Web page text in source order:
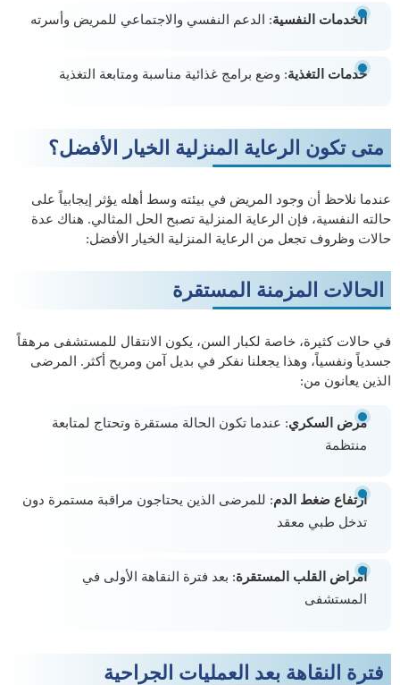
الخدمات النفسية: الدعم النفسي والاجتماعي للمريض وأسرته
خدمات التغذية: وضع برامج غذائية مناسبة ومتابعة التغذية
متى تكون الرعاية المنزلية الخيار الأفضل؟
عندما نلاحظ أن وجود المريض في بيئته وسط أهله يؤثر إيجابياً على
حالته النفسية، فإن الرعاية المنزلية تصبح الحل المثالي. هناك عدة
حالات وظروف تجعل من الرعاية المنزلية الخيار الأفضل:
الحالات المزمنة المستقرة
في حالات كثيرة، خاصة لكبار السن، يكون الانتقال للمستشفى مرهقاً
جسدياً ونفسياً، وهذا يجعلنا نفكر في بديل آمن ومريح أكثر. المرضى
الذين يعانون من:
مرض السكري: عندما تكون الحالة مستقرة وتحتاج لمتابعة
منتظمة
ارتفاع ضغط الدم: للمرضى الذين يحتاجون مراقبة مستمرة دون
تدخل طبي معقد
أمراض القلب المستقرة: بعد فترة النقاهة الأولى في
المستشفى
فترة النقاهة بعد العمليات الجراحية